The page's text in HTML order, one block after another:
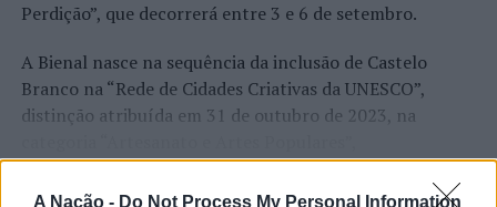
A Nação - Do Not Process My Personal Information
Perdição”, que decorrerá entre 3 e 6 de setembro.
A Bienal nasce na sequência da inclusão de Castelo
Branco na “Rede de Cidades Criativas da UNESCO”,
distinção atribuída em 31 de outubro de 2023, na
reconhecimento internacional alcançado graças ao
“valor patrimonial, artístico e identitário” do “Bordado